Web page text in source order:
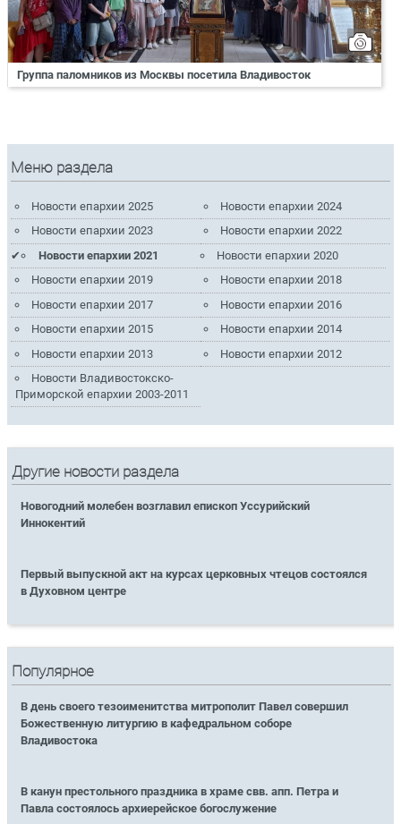
Группа паломников из Москвы посетила Владивосток
Меню раздела
Новости епархии 2025
Новости епархии 2024
Новости епархии 2023
Новости епархии 2022
Новости епархии 2021
Новости епархии 2020
Новости епархии 2019
Новости епархии 2018
Новости епархии 2017
Новости епархии 2016
Новости епархии 2015
Новости епархии 2014
Новости епархии 2013
Новости епархии 2012
Новости Владивостокско-
Приморской епархии 2003-2011
Другие новости раздела
Новогодний молебен возглавил епископ Уссурийский
Иннокентий
Первый выпускной акт на курсах церковных чтецов состоялся
в Духовном центре
Популярное
В день своего тезоименитства митрополит Павел совершил
Божественную литургию в кафедральном соборе
Владивостока
В канун престольного праздника в храме свв. апп. Петра и
Павла состоялось архиерейское богослужение